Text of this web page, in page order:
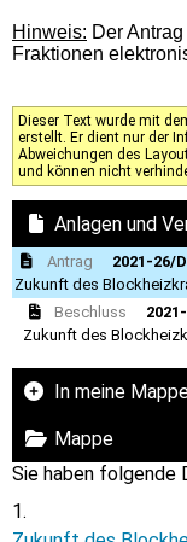
Hinweis: Der
Fraktionen
Dieser Text wurde mit
erstellt. Er dient nur der
Abweichungen des
und können nicht
Anlagen und
Antrag
2021-26/
Zukunft des
Beschluss
Zukunft des
In meine
Mappe
Sie haben folgende